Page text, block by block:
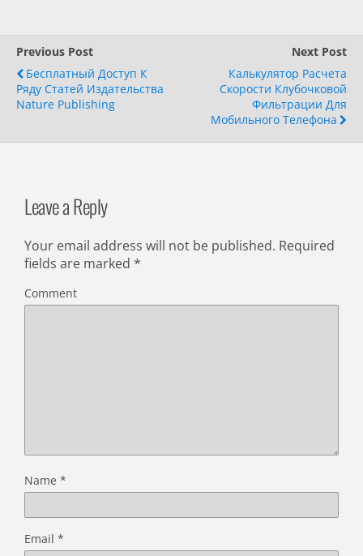
Previous Post
Бесплатный Доступ К
Ряду Статей Издательства
Nature Publishing
Next Post
Калькулятор Расчета
Скорости Клубочковой
Фильтрации Для
Мобильного Телефона
Leave a Reply
Your email address will not be published. Required
fields are marked *
Comment
Name *
Email *